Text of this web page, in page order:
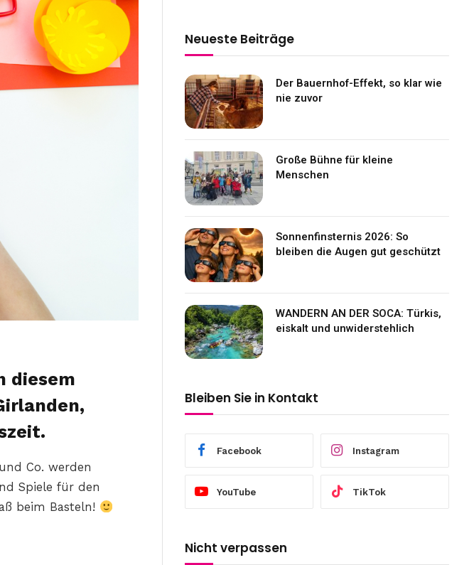
diesem
Co. werden
Spiele für den
beim Basteln!
Neueste Beiträge
Der Bauernhof-Effekt, so klar wie
nie zuvor
Große Bühne für kleine
Menschen
Sonnenfinsternis 2026: So
bleiben die Augen gut geschützt
WANDERN AN DER SOCA: Türkis,
eiskalt und unwiderstehlich
Bleiben Sie in Kontakt
Facebook Instagram
YouTube TikTok
Nicht verpassen